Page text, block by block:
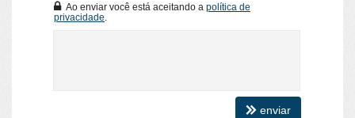
Ao enviar você está aceitando a política de
privacidade
enviar